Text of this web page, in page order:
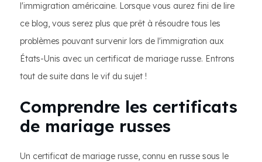
l'immigration américaine. Lorsque vous aurez fini de lire
ce blog, vous serez plus que prêt à résoudre tous les
problèmes pouvant survenir lors de l'immigration aux
États-Unis avec un certificat de mariage russe. Entrons
tout de suite dans le vif du sujet !
Comprendre les certificats
de mariage russes
Un certificat de mariage russe, connu en russe sous le